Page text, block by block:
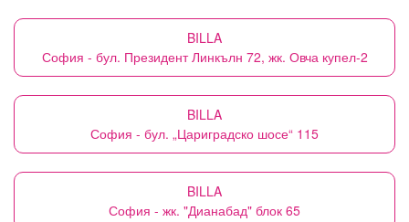
BILLA
София - бул. Президент Линкълн 72, жк. Овча купел-2
BILLA
София - бул. „Цариградско шосе“ 115
BILLA
София - жк. "Дианабад" блок 65